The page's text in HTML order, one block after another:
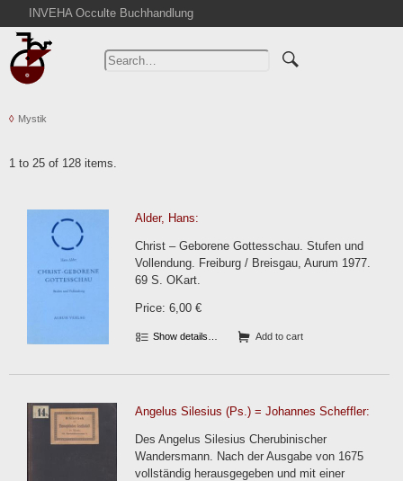
INVEHA Occulte Buchhandlung
Home
Advanced Search
Cart
Withdrawal
Mystik
1 to 25 of 128 items.
Alder, Hans:
Christ – Geborene Gottesschau. Stufen und
Vollendung. Freiburg / Breisgau, Aurum 1977.
69 S. OKart.
Price: 6,00 €
Show details… Add to cart
Angelus Silesius (Ps.) = Johannes Scheffler:
Des Angelus Silesius Cherubinischer
Wandersmann. Nach der Ausgabe von 1675
vollständig herausgegeben und mit einer